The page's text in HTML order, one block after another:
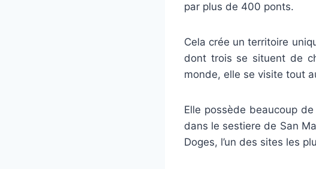
par plus de 400 ponts.
Cela crée un territoire
dont trois se situent de
monde, elle se visite tout
Elle possède beaucoup
dans le sestiere de San
Doges, l’un des sites les